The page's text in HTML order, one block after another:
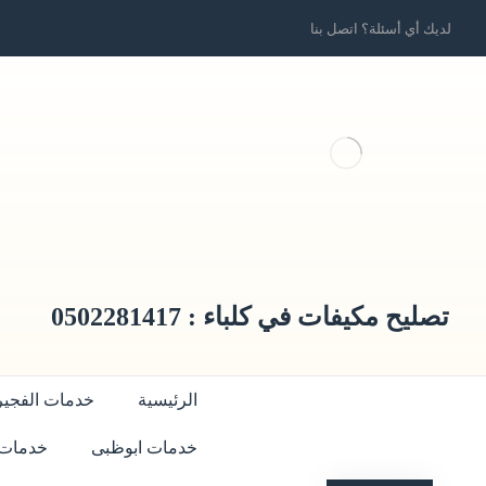
لديك أي أسئلة؟ اتصل بنا
الرئيسية خدمات
خدمات ابوظبى خدمات
تصليح مكيفات في كلباء : 0502281417